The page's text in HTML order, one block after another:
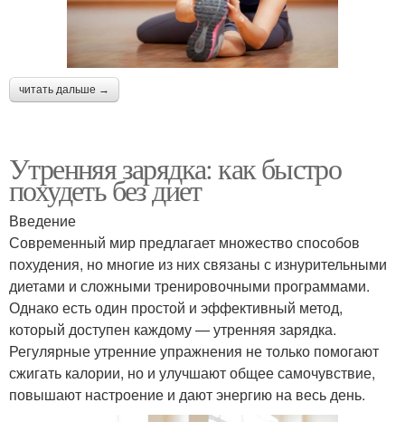
читать дальше →
Утренняя зарядка: как быстро
похудеть без диет
Введение
Современный мир предлагает множество способов
похудения, но многие из них связаны с изнурительными
диетами и сложными тренировочными программами.
Однако есть один простой и эффективный метод,
который доступен каждому — утренняя зарядка.
Регулярные утренние упражнения не только помогают
сжигать калории, но и улучшают общее самочувствие,
повышают настроение и дают энергию на весь день.